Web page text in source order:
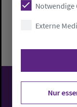
Notwendige
Externe
Nur